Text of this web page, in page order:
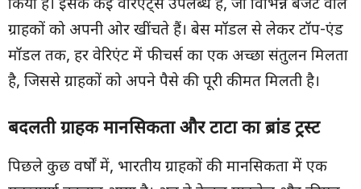
किया है। इसके कई वेरिएंट्स उपलब्ध हैं, जो विभिन्न बजट वाले
ग्राहकों को अपनी ओर खींचते हैं। बेस मॉडल से लेकर टॉप-एंड
मॉडल तक, हर वेरिएंट में फीचर्स का एक अच्छा संतुलन मिलता
है, जिससे ग्राहकों को अपने पैसे की पूरी कीमत मिलती है।
बदलती ग्राहक मानसिकता और टाटा का ब्रांड ट्रस्ट
पिछले कुछ वर्षों में, भारतीय ग्राहकों की मानसिकता में एक